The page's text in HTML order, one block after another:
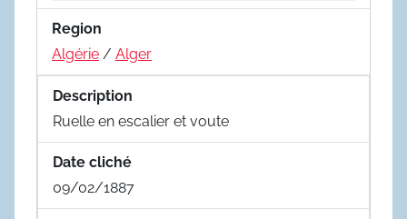
Region
Algérie / Alger
Description
Ruelle en escalier et voute
Date cliché
09/02/1887